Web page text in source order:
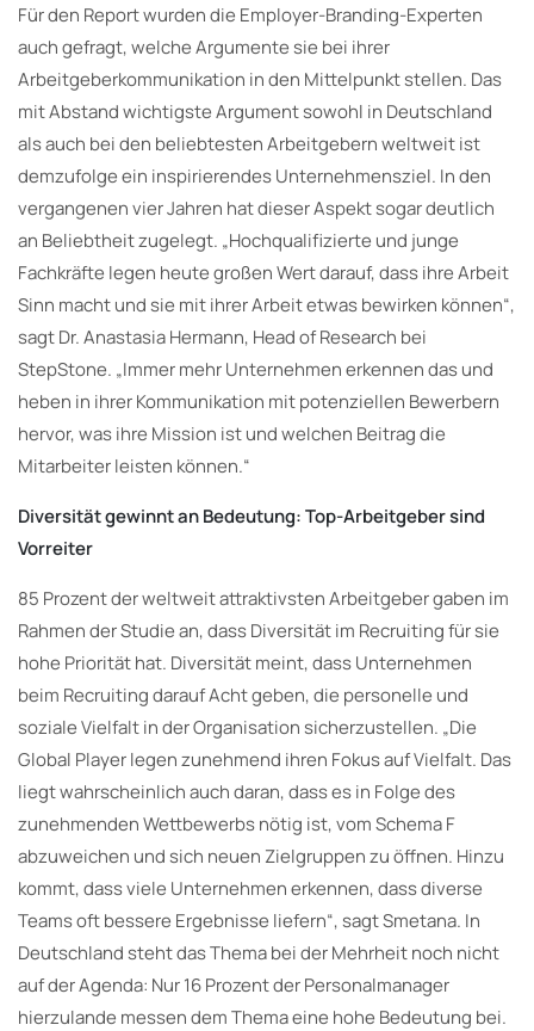
Für den Report wurden die Employer-Branding-Experten
auch gefragt, welche Argumente sie bei ihrer
Arbeitgeberkommunikation in den Mittelpunkt stellen. Das
mit Abstand wichtigste Argument sowohl in Deutschland
als auch bei den beliebtesten Arbeitgebern weltweit ist
demzufolge ein inspirierendes Unternehmensziel. In den
vergangenen vier Jahren hat dieser Aspekt sogar deutlich
an Beliebtheit zugelegt. „Hochqualifizierte und junge
Fachkräfte legen heute großen Wert darauf, dass ihre Arbeit
Sinn macht und sie mit ihrer Arbeit etwas bewirken können“,
sagt Dr. Anastasia Hermann, Head of Research bei
StepStone. „Immer mehr Unternehmen erkennen das und
heben in ihrer Kommunikation mit potenziellen Bewerbern
hervor, was ihre Mission ist und welchen Beitrag die
Mitarbeiter leisten können.“
Diversität gewinnt an Bedeutung: Top-Arbeitgeber sind
Vorreiter
85 Prozent der weltweit attraktivsten Arbeitgeber gaben im
Rahmen der Studie an, dass Diversität im Recruiting für sie
hohe Priorität hat. Diversität meint, dass Unternehmen
beim Recruiting darauf Acht geben, die personelle und
soziale Vielfalt in der Organisation sicherzustellen. „Die
Global Player legen zunehmend ihren Fokus auf Vielfalt. Das
liegt wahrscheinlich auch daran, dass es in Folge des
zunehmenden Wettbewerbs nötig ist, vom Schema F
abzuweichen und sich neuen Zielgruppen zu öffnen. Hinzu
kommt, dass viele Unternehmen erkennen, dass diverse
Teams oft bessere Ergebnisse liefern“, sagt Smetana. In
Deutschland steht das Thema bei der Mehrheit noch nicht
auf der Agenda: Nur 16 Prozent der Personalmanager
hierzulande messen dem Thema eine hohe Bedeutung bei.